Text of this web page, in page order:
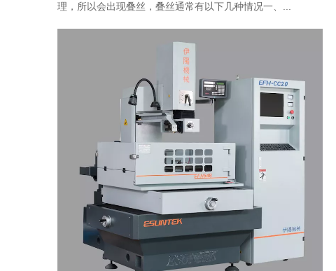
理，所以会出现叠丝，叠丝通常有以下几种情况一、...